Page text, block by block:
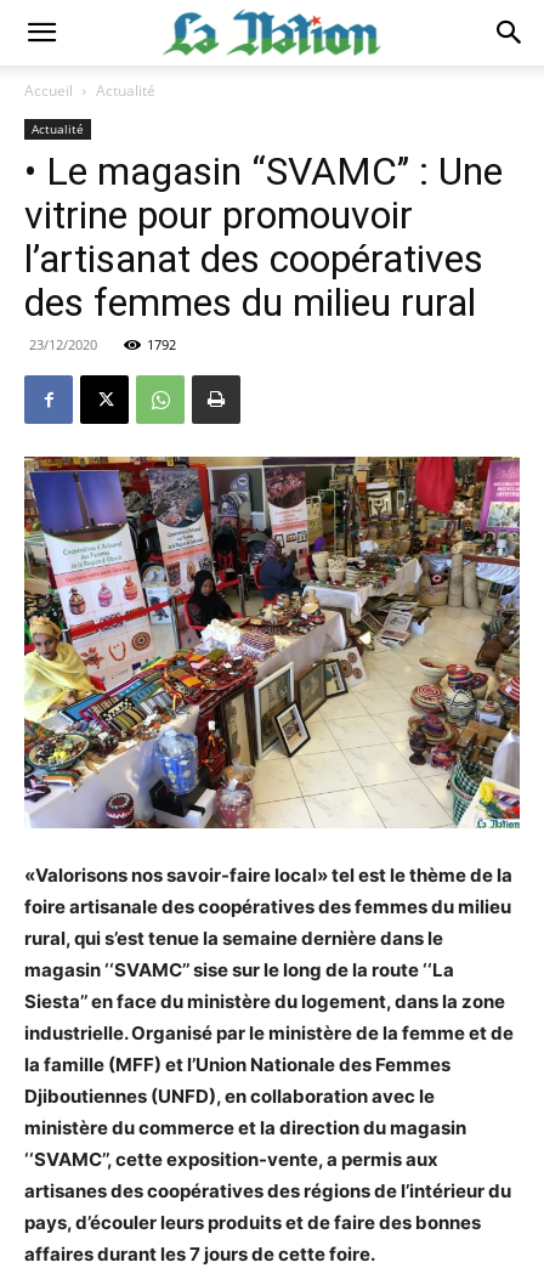
Accueil Actualité
Actualité
• Le magasin ‘‘SVAMC’’ : Une
vitrine pour promouvoir
l’artisanat des coopératives
des femmes du milieu rural
23/12/2020 1792
«Valorisons nos savoir-faire local» tel est le thème de la
foire artisanale des coopératives des femmes du milieu
rural, qui s’est tenue la semaine dernière dans le
magasin ‘‘SVAMC’’ sise sur le long de la route ‘‘La
Siesta’’ en face du ministère du logement, dans la zone
industrielle. Organisé par le ministère de la femme et de
la famille (MFF) et l’Union Nationale des Femmes
Djiboutiennes (UNFD), en collaboration avec le
ministère du commerce et la direction du magasin
‘‘SVAMC’’, cette exposition-vente, a permis aux
artisanes des coopératives des régions de l’intérieur du
pays, d’écouler leurs produits et de faire des bonnes
affaires durant les 7 jours de cette foire.